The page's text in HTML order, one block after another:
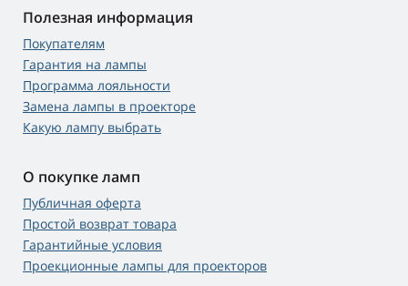
Полезная информация
Покупателям
Гарантия на лампы
Программа лояльности
Замена лампы в проекторе
Какую лампу выбрать
О покупке ламп
Публичная оферта
Простой возврат товара
Гарантийные условия
Проекционные лампы для проекторов